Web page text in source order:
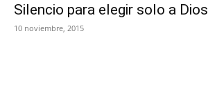
Silencio para elegir solo a Dios
10 noviembre, 2015